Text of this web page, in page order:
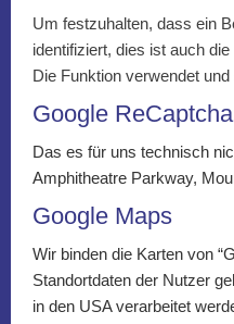
Um festzuhalten, dass ein
identifiziert, dies ist auch
Die Funktion verwendet
Google ReCaptcha
Das es für uns technisch
Amphitheatre Parkway,
Google Maps
Wir binden die Karten von
Standortdaten der Nutzer
in den USA verarbeitet